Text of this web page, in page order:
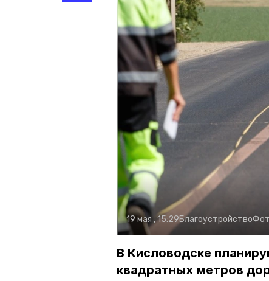
19 мая , 15:29Благоустройство
В Кисловодске
квадратных метров